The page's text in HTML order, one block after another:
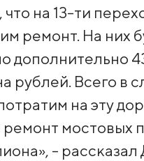
что на 13-ти
ремонт. На них
дополнительно
рублей. Всего в
на эту
ремонт мостовых
-